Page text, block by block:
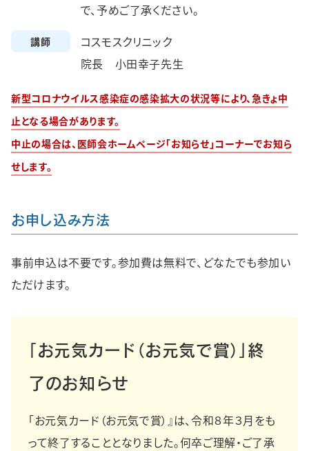
で、予めご了承ください。
講師
コスモスクリニック
院長 小田幸子先生
新型コロナウイルス感染症の感染拡⼤の状況等により、急きょ中
⽌となる場合があります。
中⽌の場合は、医師会ホームページ「お知らせ」コーナーでお知ら
せします。
お申し込み方法
事前申込は不要です。参加費は無料で、どなたでも参加い
ただけます。
「お元気カード（お元気で賞）」終
了のお知らせ
「お元気カード（お元気で賞）』は、令和８年３月をも
って終了することとなりました。何卒ご理解・ご了承